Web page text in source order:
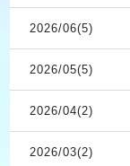
2026/06(5)
2026/05(5)
2026/04(2)
2026/03(2)